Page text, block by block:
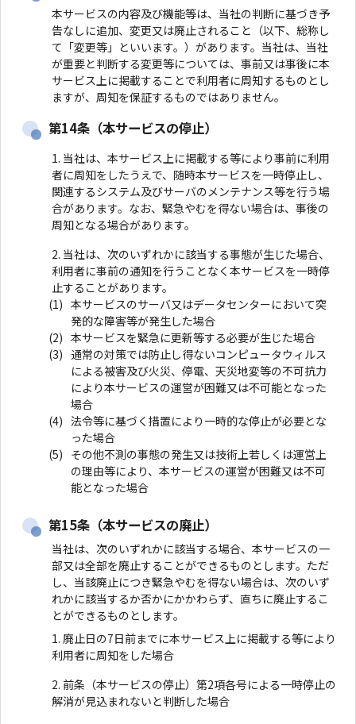
本サービスの内容及び機能等は、当社の判断に基づき予
告なしに追加、変更又は廃止されること（以下、総称し
て「変更等」といいます。）があります。当社は、当社
が重要と判断する変更等については、事前又は事後に本
サービス上に掲載することで利用者に周知するものとし
ますが、周知を保証するものではありません。
第14条（本サービスの停止）
当社は、本サービス上に掲載する等により事前に利用
者に周知をしたうえで、随時本サービスを一時停止し、
関連するシステム及びサーバのメンテナンス等を行う場
合があります。なお、緊急やむを得ない場合は、事後の
周知となる場合があります。
当社は、次のいずれかに該当する事態が生じた場合、
利用者に事前の通知を行うことなく本サービスを一時停
止することがあります。
本サービスのサーバ又はデータセンターにおいて突
発的な障害等が発生した場合
本サービスを緊急に更新等する必要が生じた場合
通常の対策では防止し得ないコンピュータウィルス
による被害及び火災、停電、天災地変等の不可抗力
により本サービスの運営が困難又は不可能となった
場合
法令等に基づく措置により一時的な停止が必要とな
った場合
その他不測の事態の発生又は技術上若しくは運営上
の理由等により、本サービスの運営が困難又は不可
能となった場合
第15条（本サービスの廃止）
当社は、次のいずれかに該当する場合、本サービスの一
部又は全部を廃止することができるものとします。ただ
し、当該廃止につき緊急やむを得ない場合は、次のいず
れかに該当するか否かにかかわらず、直ちに廃止するこ
とができるものとします。
廃止日の7日前までに本サービス上に掲載する等により
利用者に周知をした場合
前条（本サービスの停止）第2項各号による一時停止の
解消が見込まれないと判断した場合